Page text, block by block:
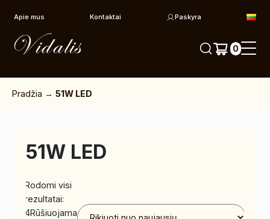
Apie mus Kontaktai Paskyra
0
Pradžia →51W LED
51W LED
Rodomi visi
rezultatai:
4Rūšiuojama